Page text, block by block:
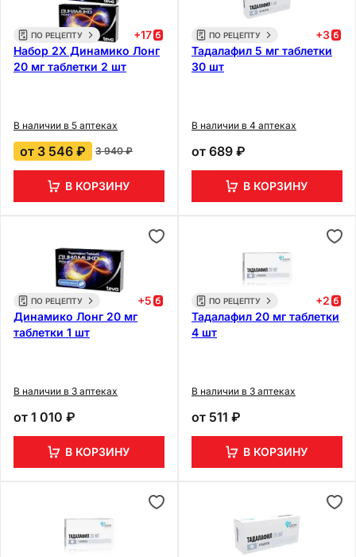
ПО РЕЦЕПТУ +17
Набор 2Х Динамико Лонг
20 мг таблетки 2 шт
В наличии в 5 аптеках
от 3 546 ₽ 3 940 ₽
В КОРЗИНУ
ПО РЕЦЕПТУ +3
Тадалафил 5 мг таблетки
30 шт
В наличии в 4 аптеках
от 689 ₽
В КОРЗИНУ
ПО РЕЦЕПТУ +5
Динамико Лонг 20 мг
таблетки 1 шт
В наличии в 3 аптеках
от 1 010 ₽
В КОРЗИНУ
ПО РЕЦЕПТУ +2
Тадалафил 20 мг таблетки
4 шт
В наличии в 3 аптеках
от 511 ₽
В КОРЗИНУ